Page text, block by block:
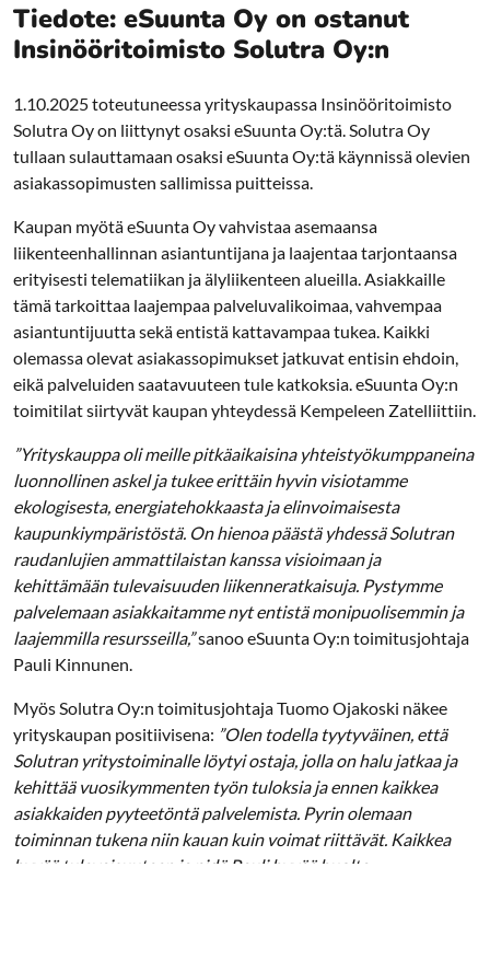
Tiedote: eSuunta Oy on ostanut
Insinööritoimisto Solutra Oy:n
1.10.2025 toteutuneessa yrityskaupassa Insinööritoimisto
Solutra Oy on liittynyt osaksi eSuunta Oy:tä. Solutra Oy
tullaan sulauttamaan osaksi eSuunta Oy:tä käynnissä olevien
asiakassopimusten sallimissa puitteissa.
Kaupan myötä eSuunta Oy vahvistaa asemaansa
liikenteenhallinnan asiantuntijana ja laajentaa tarjontaansa
erityisesti telematiikan ja älyliikenteen alueilla. Asiakkaille
tämä tarkoittaa laajempaa palveluvalikoimaa, vahvempaa
asiantuntijuutta sekä entistä kattavampaa tukea. Kaikki
olemassa olevat asiakassopimukset jatkuvat entisin ehdoin,
eikä palveluiden saatavuuteen tule katkoksia. eSuunta Oy:n
toimitilat siirtyvät kaupan yhteydessä Kempeleen Zatelliittiin.
”Yrityskauppa oli meille pitkäaikaisina yhteistyökumppaneina
luonnollinen askel ja tukee erittäin hyvin visiotamme
ekologisesta, energiatehokkaasta ja elinvoimaisesta
kaupunkiympäristöstä. On hienoa päästä yhdessä Solutran
raudanlujien ammattilaistan kanssa visioimaan ja
kehittämään tulevaisuuden liikenneratkaisuja. Pystymme
palvelemaan asiakkaitamme nyt entistä monipuolisemmin ja
laajemmilla resursseilla,”sanoo eSuunta Oy:n toimitusjohtaja
Pauli Kinnunen.
Myös Solutra Oy:n toimitusjohtaja Tuomo Ojakoski näkee
yrityskaupan positiivisena: ”Olen todella tyytyväinen, että
Solutran yritystoiminalle löytyi ostaja, jolla on halu jatkaa ja
kehittää vuosikymmenten työn tuloksia ja ennen kaikkea
asiakkaiden pyyteetöntä palvelemista. Pyrin olemaan
toiminnan tukena niin kauan kuin voimat riittävät. Kaikkea
hyvää tulevaisuuteen ja pidä Pauli hyvää huolta